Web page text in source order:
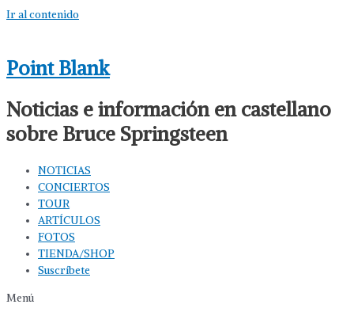
Ir al contenido
Point Blank
Noticias e información en castellano
sobre Bruce Springsteen
NOTICIAS
CONCIERTOS
TOUR
ARTÍCULOS
FOTOS
TIENDA/SHOP
Suscríbete
Menú